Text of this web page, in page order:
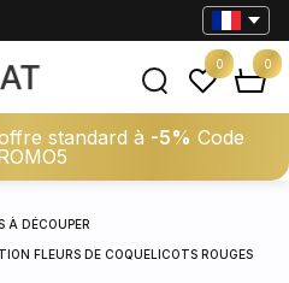
standard à -5% Code
0 0
À DÉCOUPER
FLEURS DE COQUELICOTS ROUGES